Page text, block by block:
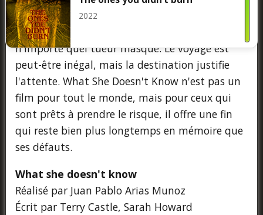
slasher, l'histoire d'adolescents confrontés à un
monde qui leur semble plus menaçant que
n'importe quel tueur masqué. Le voyage est
peut-être inégal, mais la destination justifie
l'attente. What She Doesn't Know n'est pas un
film pour tout le monde, mais pour ceux qui
sont prêts à prendre le risque, il offre une fin
qui reste bien plus longtemps en mémoire que
ses défauts.
What she doesn't know
Réalisé par Juan Pablo Arias Munoz
Écrit par Terry Castle, Sarah Howard
2022